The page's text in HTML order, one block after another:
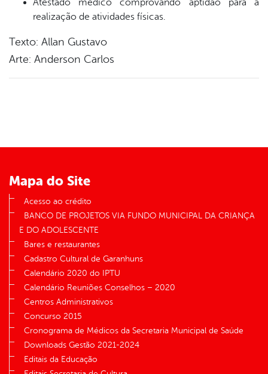
Atestado médico comprovando aptidão para a
realização de atividades físicas.
Texto: Allan Gustavo
Arte: Anderson Carlos
Mapa do Site
Acesso ao crédito
BANCO DE PROJETOS VIA FUNDO MUNICIPAL DA CRIANÇA
E DO ADOLESCENTE
Bares e restaurantes
Cadastro Cultural de Garanhuns
Calendário 2020 do IPTU
Calendário Reuniões Conselhos – 2020
Centros Administrativos
Concurso 2015
Cronograma de Médicos da Secretaria Municipal de Saúde
Downloads Gestão 2021-2024
Editais da Educação